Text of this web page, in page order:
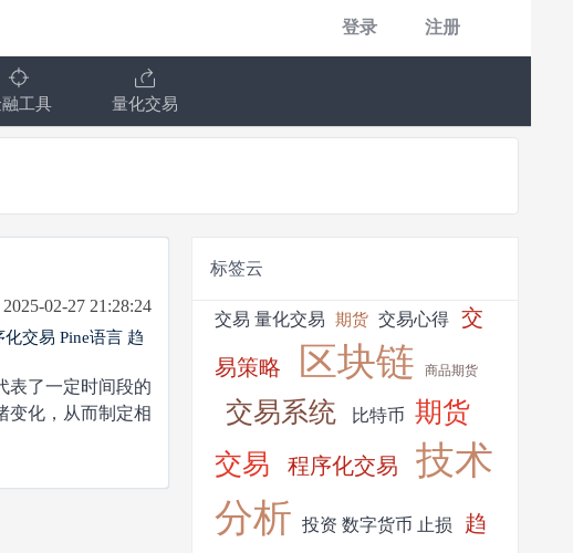
登录 注册
工具 量化交易
2025-02-27 21:28:24
化交易 Pine语言 趋
了一定时间段的
变化，从而制定相
标签云
交易 量化交易 期货 交易心得 交
易策略 区块链 商品期货
交易系统 比特币 期货
交易
程序化交易
技术
分析 投资 数字货币 止损 趋